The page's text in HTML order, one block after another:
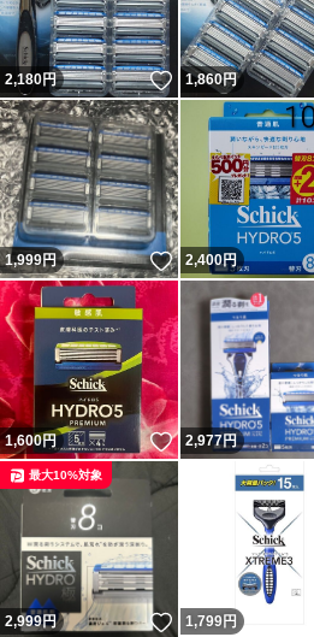
2,180円 いいね！
1,860円
1,999円 いいね！
2,400円
1,600円 いいね！
2,977円
2,999円 いいね！
最大10%対象
1,799円